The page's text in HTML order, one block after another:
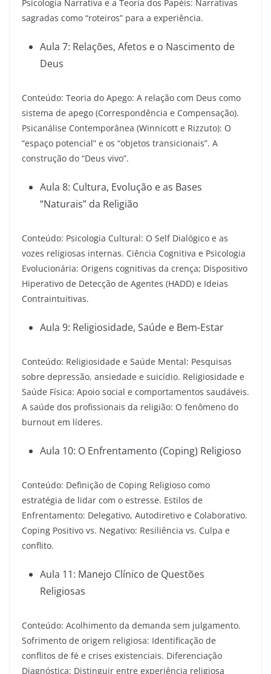
Psicologia Narrativa e a Teoria dos Papéis: Narrativas
sagradas como “roteiros” para a experiência.
Aula 7: Relações, Afetos e o Nascimento de
Deus
Conteúdo: Teoria do Apego: A relação com Deus como
sistema de apego (Correspondência e Compensação).
Psicanálise Contemporânea (Winnicott e Rizzuto): O
“espaço potencial” e os “objetos transicionais”. A
construção do “Deus vivo”.
Aula 8: Cultura, Evolução e as Bases
“Naturais” da Religião
Conteúdo: Psicologia Cultural: O Self Dialógico e as
vozes religiosas internas. Ciência Cognitiva e Psicologia
Evolucionária: Origens cognitivas da crença; Dispositivo
Hiperativo de Detecção de Agentes (HADD) e Ideias
Contraintuitivas.
Aula 9: Religiosidade, Saúde e Bem-Estar
Conteúdo: Religiosidade e Saúde Mental: Pesquisas
sobre depressão, ansiedade e suicídio. Religiosidade e
Saúde Física: Apoio social e comportamentos saudáveis.
A saúde dos profissionais da religião: O fenômeno do
burnout em líderes.
Aula 10: O Enfrentamento (Coping) Religioso
Conteúdo: Definição de Coping Religioso como
estratégia de lidar com o estresse. Estilos de
Enfrentamento: Delegativo, Autodiretivo e Colaborativo.
Coping Positivo vs. Negativo: Resiliência vs. Culpa e
conflito.
Aula 11: Manejo Clínico de Questões
Religiosas
Conteúdo: Acolhimento da demanda sem julgamento.
Sofrimento de origem religiosa: Identificação de
conflitos de fé e crises existenciais. Diferenciação
Diagnóstica: Distinguir entre experiência religiosa